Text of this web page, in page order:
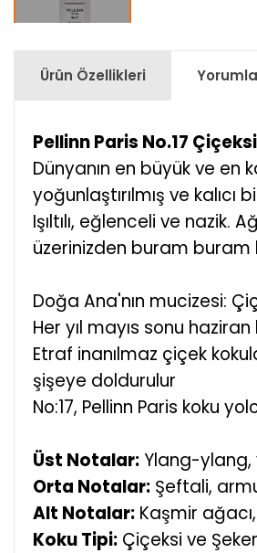
Ürün Özellikleri
Pellinn Paris No.17
Dünyanın en büyük ve en
yoğunlaştırılmış ve kalıcı
Işıltılı, eğlenceli ve
üzerinizden buram buram
Doğa Ana'nın mucizesi:
Her yıl mayıs sonu
Etraf inanılmaz çiçek
şişeye doldurulur
No:17, Pellinn Paris koku
Üst Notalar: Ylang-
Orta Notalar: Şeftali,
Alt Notalar: Kaşmir
Koku Tipi: Çiçeksi ve